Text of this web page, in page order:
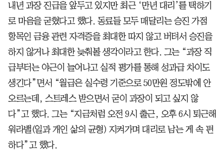
내년 과장 진급을 앞두고 있지만 최근 ‘만년 대리’를 택하기
로 마음을 굳혔다고 했다. 동료들 모두 매달리는 승진 가점
항목인 금융 관련 자격증을 최대한 따지 않고 버텨서 승진을
하지 않거나 최대한 늦춰볼 생각이라고 한다. 그는 “과장 직
급부터는 야근이 늘어나고 실적 평가를 통해 성과급 차이도
생긴다”면서 “월급은 실수령 기준으로 50만원 정도밖에 안
오르는데, 스트레스 받으면서 굳이 과장이 되고 싶지 않
다”고 했다. 그는 “지금처럼 오전 9시 출근, 오후 6시 퇴근해
워라밸(일과 개인 삶의 균형) 지켜가며 대리로 남는 게 속 편
하다”고 했다.